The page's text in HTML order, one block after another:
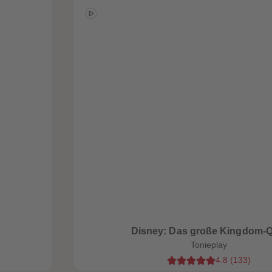
Disney: Das große Kingdom-
Tonieplay
4.8 (133)